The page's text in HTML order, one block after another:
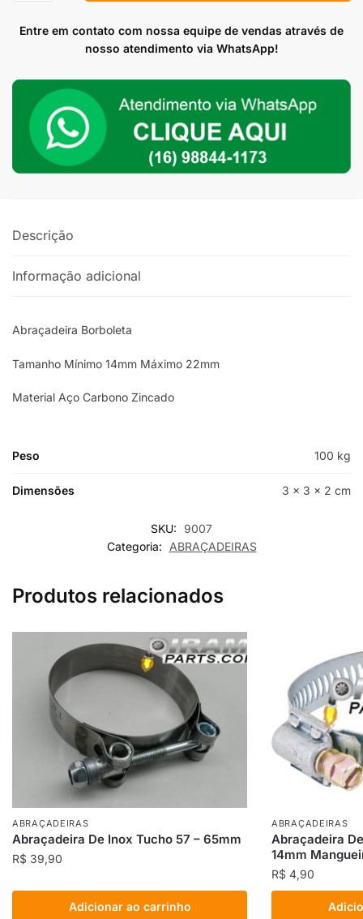
12mm
quantidade
Entre em contato com nossa equipe de vendas através de
nosso atendimento via WhatsApp!
Descrição
Informação adicional
Abraçadeira Borboleta
Tamanho Mínimo 14mm Máximo 22mm
Material Aço Carbono Zincado
Peso 100 kg
Dimensões 3 × 3 × 2 cm
SKU:
9007
Categoria:
ABRAÇADEIRAS
Produtos relacionados
ABRAÇADEIRAS
Abraçadeira De Inox Tucho 57 – 65mm
R$ 39,90
Adicionar ao carrinho
ABRAÇADEIRAS
Abraçadeira
14mm
R$ 4,90